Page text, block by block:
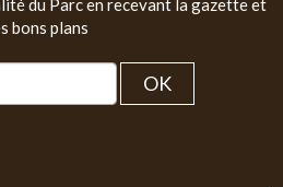
du Parc en recevant la gazette et
bons plans
OK